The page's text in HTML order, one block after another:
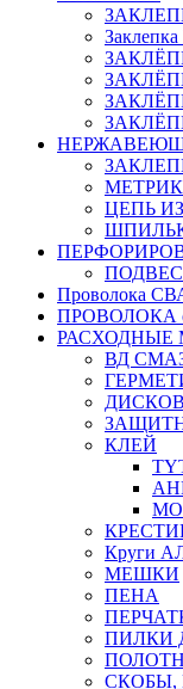
ЦЕПЬ
Проволока
ПРОВОЛОКА
РАСХОДНЫЕ
ВД
КЛЕЙ
Круги
МЕШКИ
ПЕНА
ПИЛКИ
СКОБЫ,